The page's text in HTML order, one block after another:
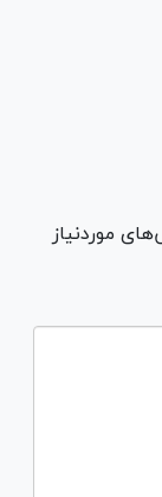
موردنیاز